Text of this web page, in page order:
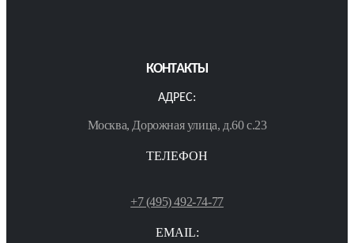
КОНТАКТЫ
АДРЕС:
Москва, Дорожная улица, д.60 с.23
ТЕЛЕФОН
+7 (495) 492-74-77
EMAIL: